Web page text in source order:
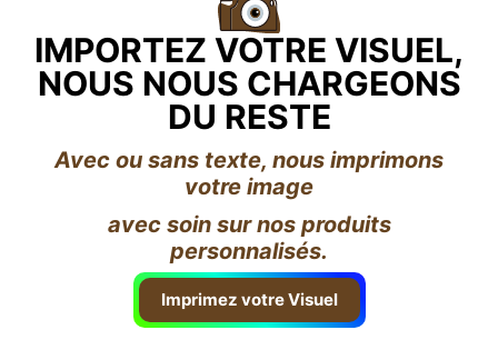
IMPORTEZ VOTRE VISUEL,
NOUS NOUS CHARGEONS
DU RESTE
Avec ou sans texte, nous imprimons
votre image
avec soin sur nos produits
personnalisés.
Imprimez votre Visuel